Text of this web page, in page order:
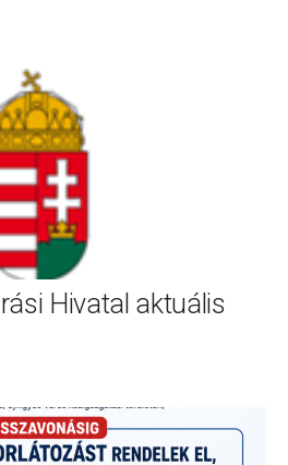
Hivatal aktuális